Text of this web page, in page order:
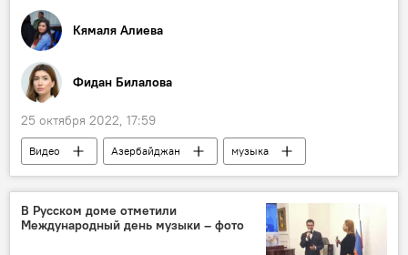
Кямаля Алиева
Фидан Билалова
25 октября 2022, 17:59
Видео Азербайджан
музыка
Муслим Магомаев
В Русском доме отметили
Международный день музыки – фото